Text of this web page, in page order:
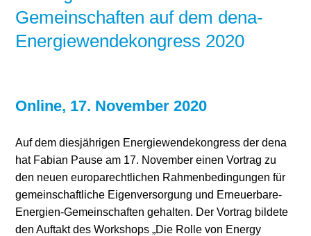
Gemeinschaften auf dem dena-
Energiewendekongress 2020
Online, 17. November 2020
Auf dem diesjährigen Energiewendekongress der dena
hat Fabian Pause am 17. November einen Vortrag zu
den neuen europarechtlichen Rahmenbedingungen für
gemeinschaftliche Eigenversorgung und Erneuerbare-
Energien-Gemeinschaften gehalten. Der Vortrag bildete
den Auftakt des Workshops „Die Rolle von Energy